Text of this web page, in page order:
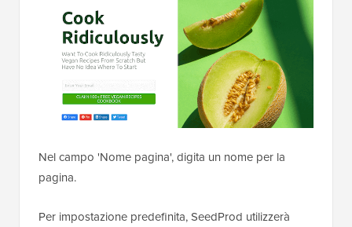
Nel campo 'Nome pagina', digita un nome per la
pagina.
Per impostazione predefinita, SeedProd utilizzerà